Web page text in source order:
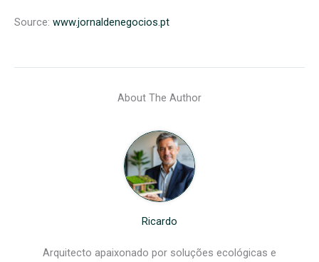
Source: www.jornaldenegocios.pt
About The Author
Ricardo
Arquitecto apaixonado por soluções ecológicas e